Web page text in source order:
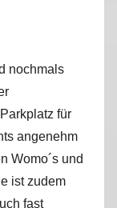
nochmals
für
angenehm
Womo´s und
ist zudem
fast